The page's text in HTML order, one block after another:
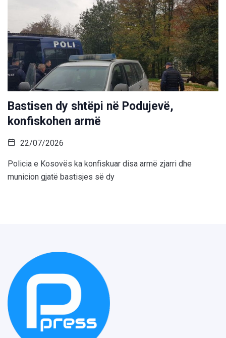
Bastisen dy shtëpi në Podujevë,
konfiskohen armë
22/07/2026
Policia e Kosovës ka konfiskuar disa armë zjarri dhe
municion gjatë bastisjes së dy